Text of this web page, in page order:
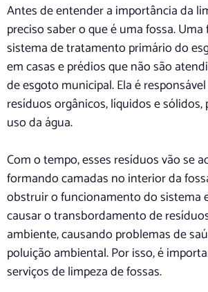
Antes de entender a importância da
preciso saber o que é uma fossa. Uma
sistema de tratamento primário do
em casas e prédios que não são
de esgoto municipal. Ela é
resíduos orgânicos, líquidos e
uso da água.
Com o tempo, esses resíduos vão se
formando camadas no interior da
obstruir o funcionamento do sistema
causar o transbordamento de
ambiente, causando problemas de
poluição ambiental. Por isso, é
serviços de limpeza de fossas.